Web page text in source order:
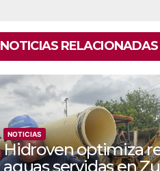
NOTICIAS RELACIONADAS
NOTICIAS
Hidroven optimiza
aguas servidas en